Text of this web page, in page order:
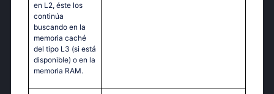
en L2, éste los
continúa
buscando en la
memoria caché
del tipo L3 (si está
disponible) o en la
memoria RAM.